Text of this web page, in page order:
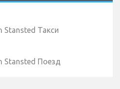
Stansted Такси
Stansted Поезд